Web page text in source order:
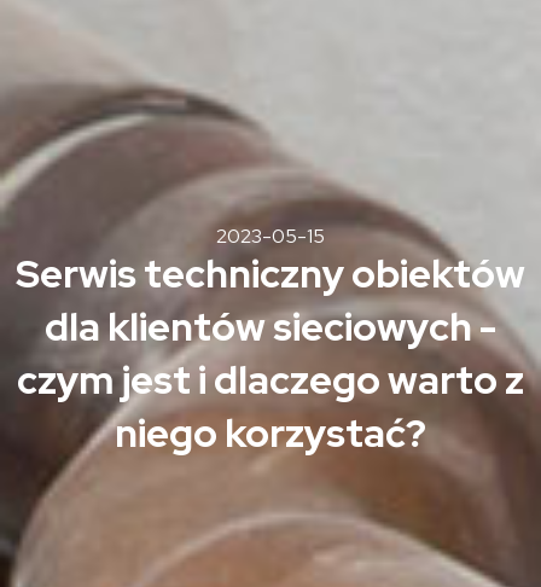
2023-05-15
Serwis techniczny obiektów
dla klientów sieciowych -
czym jest i dlaczego warto z
niego korzystać?